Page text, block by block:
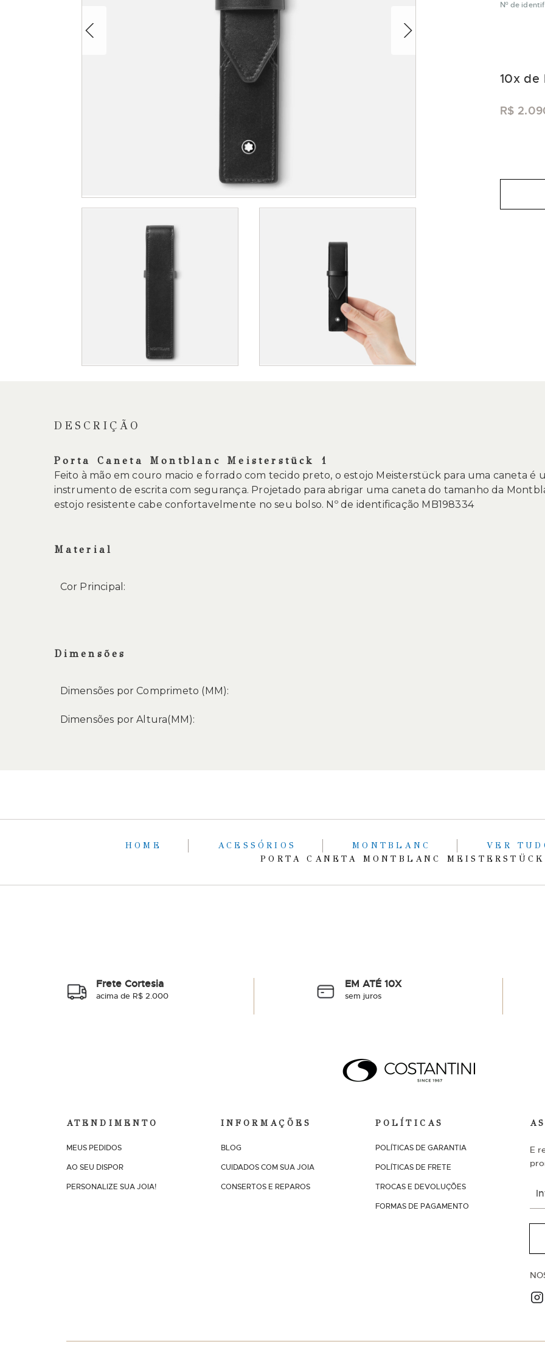
da
Galeria
imagens
R$
10x de
Nº de
DESCRIÇÃO
Porta Caneta Montblanc Meisterstück 1
Feito à mão em couro macio e forrado com tecido preto, o estojo Meisterstück para uma caneta é
instrumento de escrita com segurança. Projetado para abrigar uma caneta do tamanho da
estojo resistente cabe confortavelmente no seu bolso. Nº de identificação MB198334
Material
Cor Principal:
Dimensões
Dimensões por Comprimeto (MM):
Dimensões por Altura(MM):
HOME ACESSÓRIOS MONTBLANC
VER
PORTA CANETA MONTBLANC
Frete Cortesia
acima de R$ 2.000
EM ATÉ 10X
sem juros
ATENDIMENTO
MEUS PEDIDOS
AO SEU DISPOR
PERSONALIZE SUA JOIA!
INFORMAÇÕES
BLOG
CUIDADOS COM SUA JOIA
CONSERTOS E REPAROS
POLÍTICAS
POLÍTICAS DE GARANTIA
POLÍTICAS DE FRETE
TROCAS E DEVOLUÇÕES
FORMAS DE PAGAMENTO
E
s
v
-
s
e
n